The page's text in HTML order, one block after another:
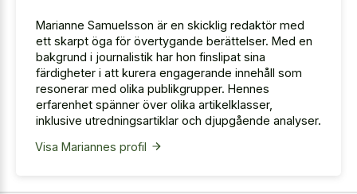
Marianne Samuelsson är en skicklig redaktör med
ett skarpt öga för övertygande berättelser. Med en
bakgrund i journalistik har hon finslipat sina
färdigheter i att kurera engagerande innehåll som
resonerar med olika publikgrupper. Hennes
erfarenhet spänner över olika artikelklasser,
inklusive utredningsartiklar och djupgående analyser.
Visa Mariannes profil